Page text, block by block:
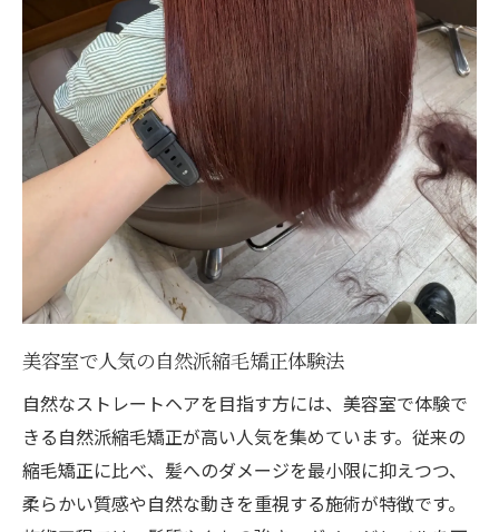
縮毛矯正上手い美容室の選び方ガイド
柔らかいヘアを目指すなら縮毛矯正が鍵
美容室の縮毛矯正で柔らかい髪質を実現
高槻で人気の自然派縮毛矯正を美容室で
上手い美容室が提案する柔らかストレート
美容室の新技術で理想のヘアへ近づく方法
クオライン縮毛矯正とは美容室で体験でき
ダメージレスな仕上がりが嬉しい理由
美容室のダメージレス縮毛矯正の魅力とは
高槻の美容室で髪を守るストレート術
上手い美容室が実践する傷みにくい施術法
美容室の人気施術でツヤ髪を手に入れる
専門店で安心のダメージレス縮毛矯正体験
美容室で人気の自然派縮毛矯正体験法
自然なストレートヘアを目指す方には、美容室で体験で
きる自然派縮毛矯正が高い人気を集めています。従来の
縮毛矯正に比べ、髪へのダメージを最小限に抑えつつ、
柔らかい質感や自然な動きを重視する施術が特徴です。